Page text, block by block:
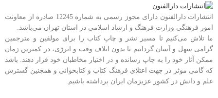
انتشارات دارالفنون دارای مجوز رسمی به شماره 12245 صادره از معاونت
امور فرهنگی وزارت فرهنگ و ارشاد اسلامی در استان تهران می‌باشد.
ما تلاش می‌کنیم تا مسیر نشر و چاپ کتاب را برای مولفین و مترجمین
گرامی سهل و آسان گردانیم تا بدون اتلاف وقت و انرژی، در کمترین زمان
ممکن آثار خود را به چاپ رسانده و در اختیار مخاطبان خود قرار دهند. باشد
که گامی موثر در جهت اعتلای فرهنگ کتاب و کتابخوانی و همچنین گسترش
علم و دانش در کشور عزیزمان ایران برداشته باشیم.